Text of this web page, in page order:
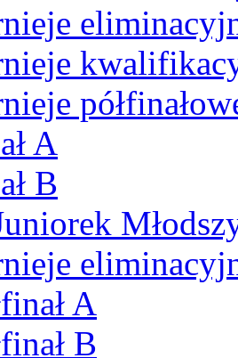
A
B
A
B